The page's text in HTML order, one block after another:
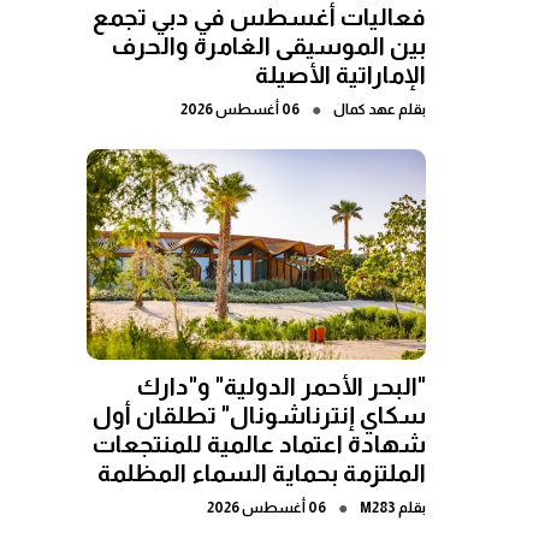
فعاليات أغسطس في دبي تجمع
بين الموسيقى الغامرة والحرف
الإماراتية الأصيلة
بقلم عهد كمال ● 06 أغسطس 2026
"البحر الأحمر الدولية" و"دارك
سكاي إنترناشونال" تطلقان أول
شهادة اعتماد عالمية للمنتجعات
الملتزمة بحماية السماء المظلمة
بقلم M283
● 06 أغسطس 2026